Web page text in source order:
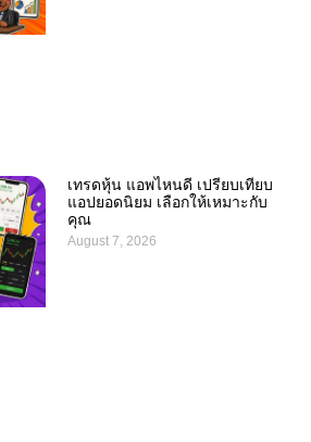
เทรดหุ้น แอพไหนดี เปรียบเทียบ
แอปยอดนิยม เลือกให้เหมาะกับ
คุณ
August 7, 2026